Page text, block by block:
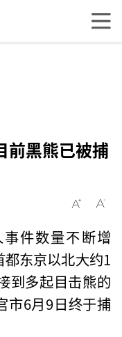
前黑熊已被捕
件数量不断增
东京以北大约1
到多起目击熊的
市6月9日终于捕